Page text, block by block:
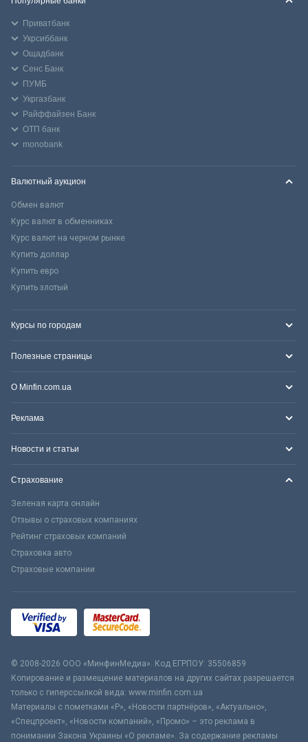
Приватбанк
Укрсиббанк
Ощадбанк
Сенс Банк
ПУМБ
Укргазбанк
Райффайзен Банк
ОТП банк
monobank
Валютный аукцион
Обмен валют
Курс валют в обменниках
Курс валют на черном рынке
Купить доллар
Купить евро
Купить злотый
Курсы по городам
Полезные страницы
О Minfin.com.ua
Реклама
Новости и статьи
Страхование
Зеленая карта онлайн
Отзывы о страховых компаниях
Рейтинг страховых компаний
Страховка авто
Страховые компании
© 2008-2026 ООО «МинфинМедиа». Код ЕГРПОУ: 35506859
Копирование и размещение материалов на других сайтах разрешается
только с гиперссылкой вида: www.minfin.com.ua
Материалы с пометками «Р», «Новости партнёров», «Актуально»,
«Спецпроект», «Новости компаний», «Промо» – это реклама в
понимании Закона Украины «О рекламе». За содержание рекламы